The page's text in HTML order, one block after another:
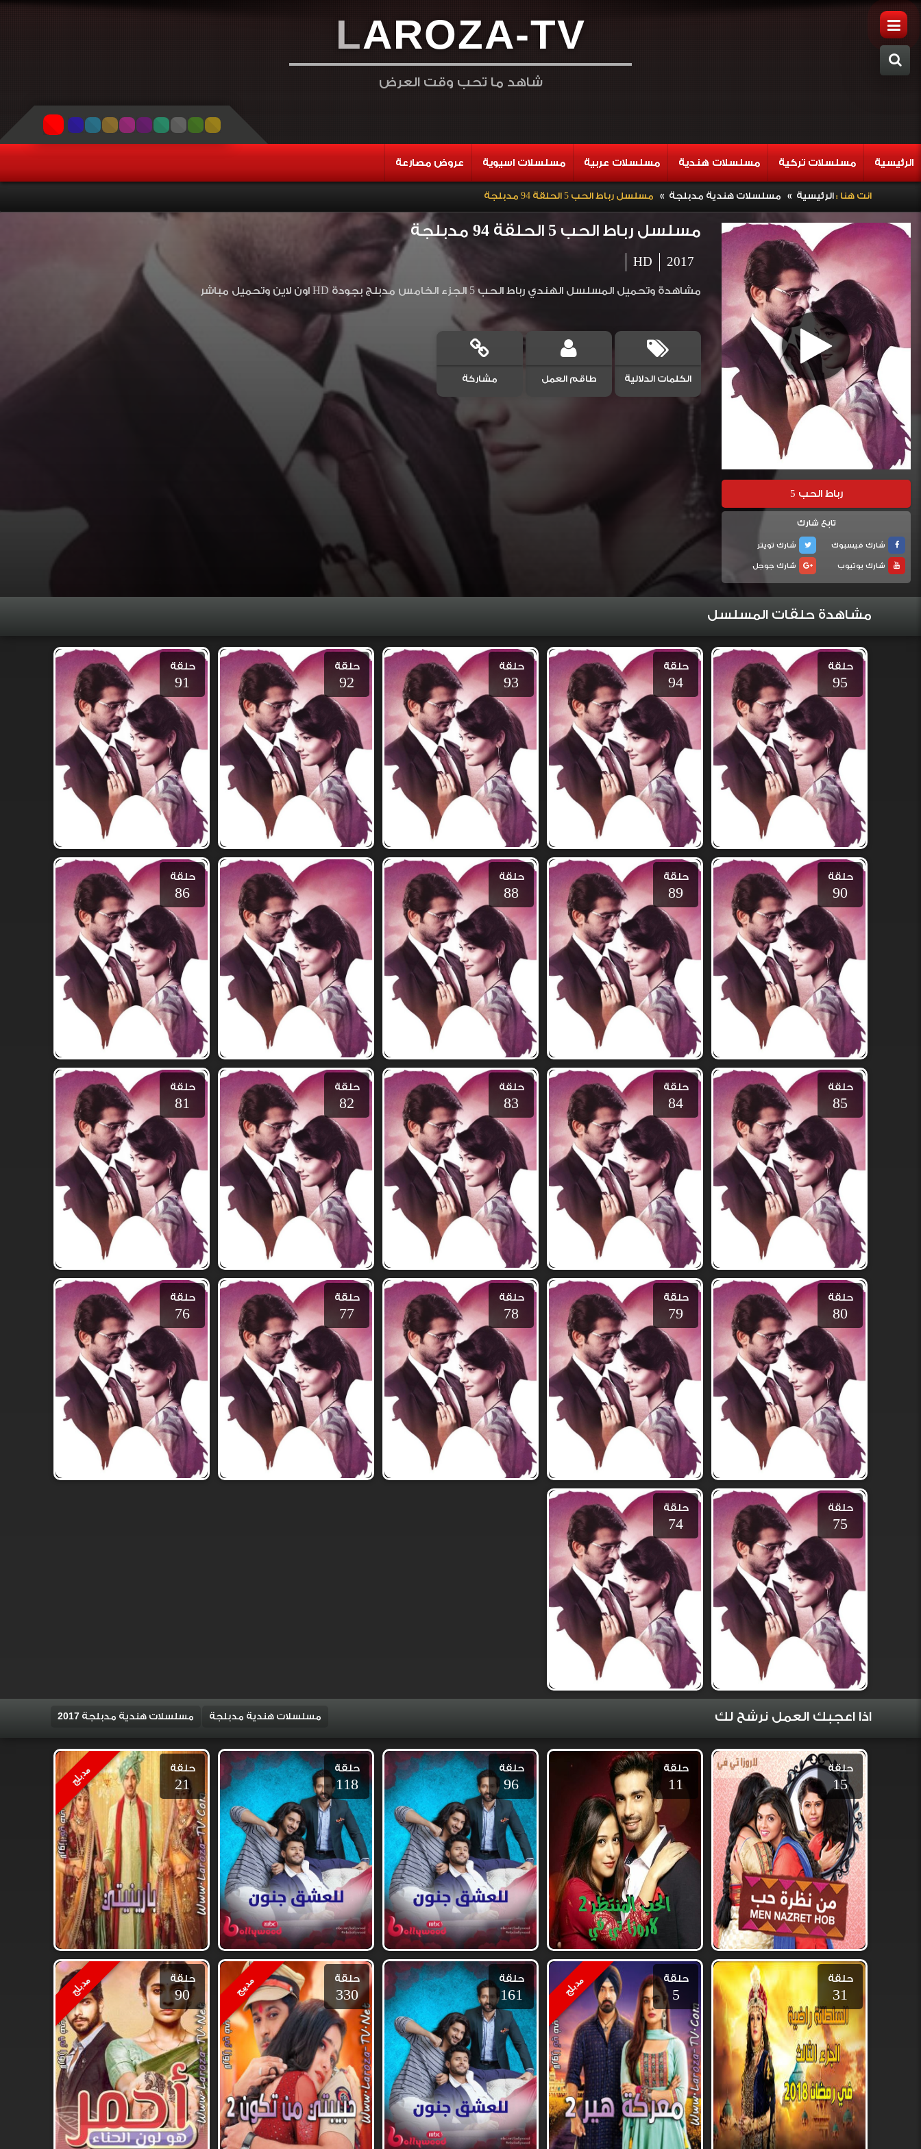
LAROZA-TV
شاهد ما تحب وقت العرض
الرئيسية مسلسلات تركية مسلسلات هندية مسلسلات عربية مسلسلات اسيوية عروض مصارعة
انت هنا :الرئيسية » مسلسلات هندية مدبلجة » مسلسل رباط الحب 5 الحلقة 94 مدبلجة
رباط الحب 5
تابع شارك
شارك فيسبوك
شارك تويتر
شارك يوتيوب
شارك جوجل
مسلسل رباط الحب 5 الحلقة 94 مدبلجة
2017
HD
مشاهدة وتحميل المسلسل الهندي رباط الحب 5 الجزء الخامس مدبلج بجودة HD اون لاين وتحميل مباشر
الكلمات الدلالية طاقم العمل مشاركة
مشاهدة حلقات المسلسل
حلقة
95
حلقة
94
حلقة
93
حلقة
92
حلقة
91
حلقة
90
حلقة
89
حلقة
88
حلقة
86
حلقة
85
حلقة
84
حلقة
83
حلقة
82
حلقة
81
حلقة
80
حلقة
79
حلقة
78
حلقة
77
حلقة
76
حلقة
75
حلقة
74
اذا اعجبك العمل نرشح لك مسلسلات هندية مدبلجة مسلسلات هندية مدبلجة 2017
حلقة
15
حلقة
11
حلقة
96
حلقة
118 مدبلج حلقة
21
حلقة
31 مدبلج حلقة
5
حلقة
161 مديبج حلقة
330 مدبلج حلقة
90